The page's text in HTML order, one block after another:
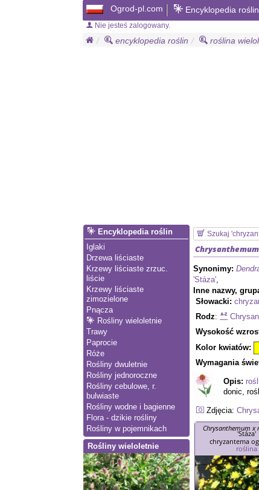
Ogrod-pl.com Encyklopedia roślin
Nie jesteś zalogowany.
encyklopedia roślin roślina
Szukaj
Synonimy:
'Stáza',
Inne nazwy,
Słowacki:
Rodz:
Wysokość
Kolor kwiatów:
Wymagania
Opis:
donic,
Zdjęcia:
Chrysanthemum x
'Stáza'
chryzantema
roślina
Encyklopedia roślin
Iglaki
Drzewa liściaste
Krzewy liściaste zrzuc.
liście
Krzewy liściaste
zimozielone
Pnącza
Rośliny wieloletnie
Trawy
Paprocie
Róże
Rośliny dwuletnie
Rośliny jednoroczne
Rośliny cebulowe, r.
bulwiaste
Rośliny wodne i bagienne
Flora - dzikie rośliny
Rośliny w pojemnikach
Rośliny wieloletnie